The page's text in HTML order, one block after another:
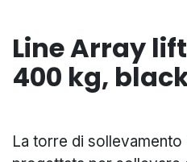
Line Array
400 kg,
La torre di